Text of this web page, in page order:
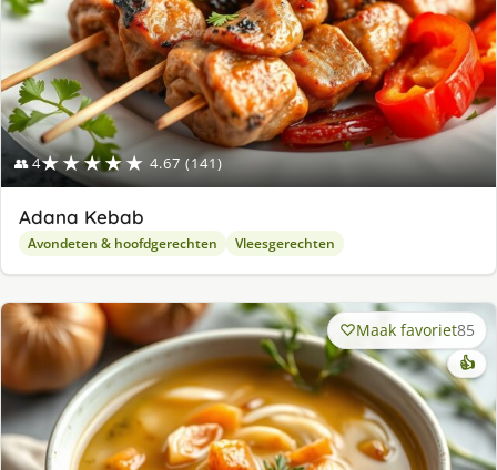
👥 4★★★★★ 4.67 (141)
Adana Kebab
Avondeten & hoofdgerechten Vleesgerechten
Maak favoriet85
👍